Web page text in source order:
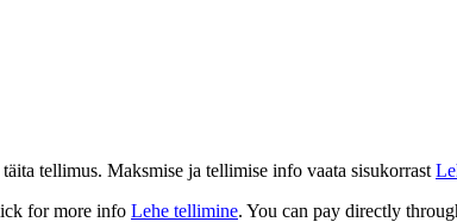
tellimus. Maksmise ja tellimise info vaata sisukorrast
for more info Lehe tellimine. You can pay directly